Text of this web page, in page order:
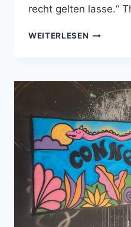
recht gelten lasse.“
WEITERLESEN DIE